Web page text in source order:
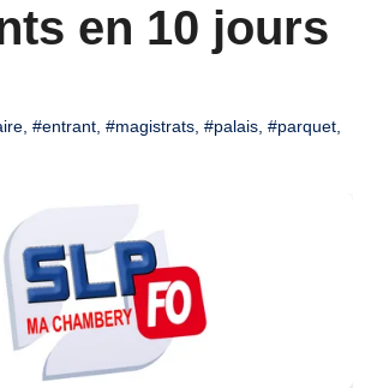
en 10 jours
#entrant #magistrats #palais #parquet